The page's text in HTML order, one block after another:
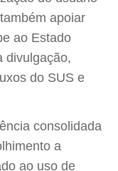
apoiar
ao Estado
divulgação,
do SUS e
consolidada
a
ao uso de